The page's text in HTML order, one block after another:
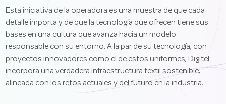
Esta iniciativa de la operadora es una muestra de que cada
detalle importa y de que la tecnología que ofrecen tiene sus
bases en una cultura que avanza hacia un modelo
responsable con su entorno. A la par de su tecnología, con
proyectos innovadores como el de estos uniformes, Digitel
incorpora una verdadera infraestructura textil sostenible,
alineada con los retos actuales y del futuro en la industria.